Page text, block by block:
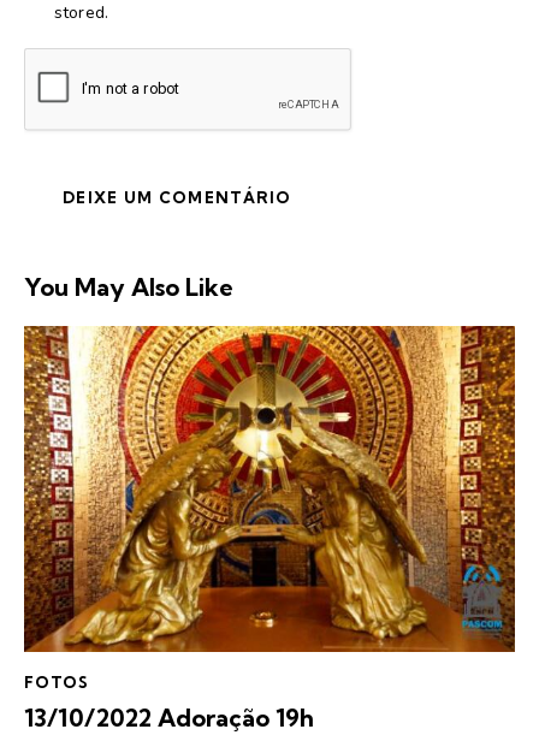
stored.
You May Also Like
FOTOS
13/10/2022 Adoração 19h